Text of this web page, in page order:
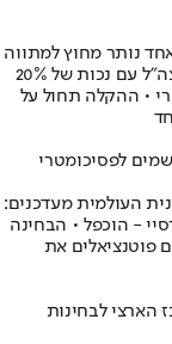
נותר מחוץ למתווה
בצל המלחמה: אוניברסיטת תל אביב תאפשר לנכי צה"ל עם נכות של 20%
• ההקלה תחול על
לפסיכומטרי
העולמית מעדכנים:
- הוכפל • הבחינה
פוטנציאלים את
הארצי לבחינות